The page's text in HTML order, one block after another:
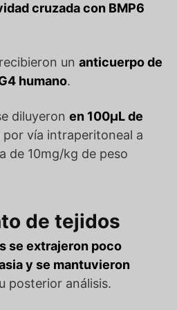
cruzada con BMP6
recibieron un anticuerpo de
humano.
diluyeron en 100μL de
por vía intraperitoneal a
de 10mg/kg de peso
de tejidos
se extrajeron poco
y se mantuvieron
posterior análisis.